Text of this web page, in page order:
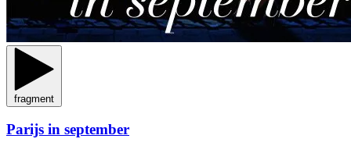
fragment
Parijs in september